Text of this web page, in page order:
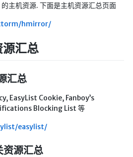
主机资源. 下面是主机资源汇总页面
hmirror/
汇总
汇总
EasyList Cookie, Fanboy’s
Blocking List 等
easylist/
源汇总